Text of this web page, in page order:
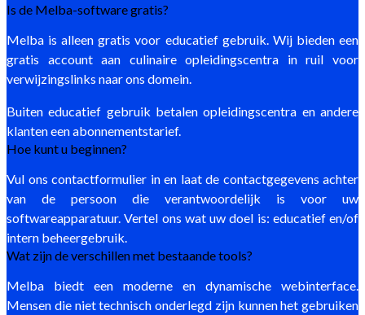
Is de Melba-software gratis?
Melba is alleen gratis voor educatief gebruik. Wij bieden een
gratis account aan culinaire opleidingscentra in ruil voor
verwijzingslinks naar ons domein.
Buiten educatief gebruik betalen opleidingscentra en andere
klanten een abonnementstarief.
Hoe kunt u beginnen?
Vul ons contactformulier in en laat de contactgegevens achter
van de persoon die verantwoordelijk is voor uw
softwareapparatuur. Vertel ons wat uw doel is: educatief en/of
intern beheergebruik.
Wat zijn de verschillen met bestaande tools?
Melba biedt een moderne en dynamische webinterface.
Mensen die niet technisch onderlegd zijn kunnen het gebruiken